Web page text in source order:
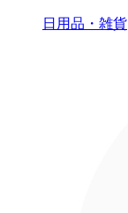
日用品・雑貨